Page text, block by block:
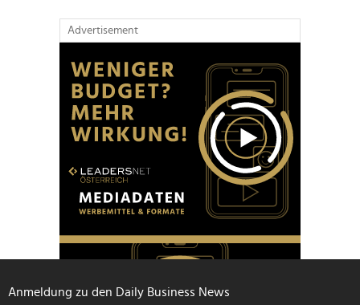
Advertisement
Anmeldung zu den Daily Business News